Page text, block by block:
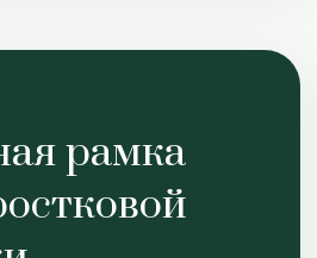
рамка